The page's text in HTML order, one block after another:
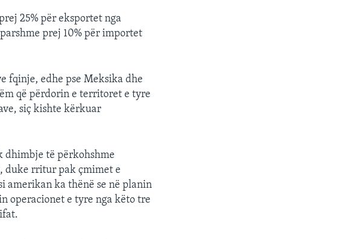
25% për eksportet nga
prej 10% për importet
fqinje, edhe pse Meksika dhe
që përdorin e territoret e tyre
siç kishte kërkuar
dhimbje të përkohshme
duke rritur pak çmimet e
amerikan ka thënë se në planin
operacionet e tyre nga këto tre